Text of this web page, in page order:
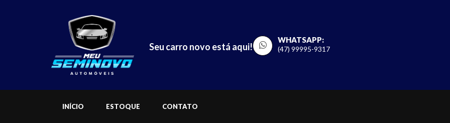
Seu carro novo está aqui!
WHATSAPP:
(47) 99995-9317
INÍCIO ESTOQUE CONTATO